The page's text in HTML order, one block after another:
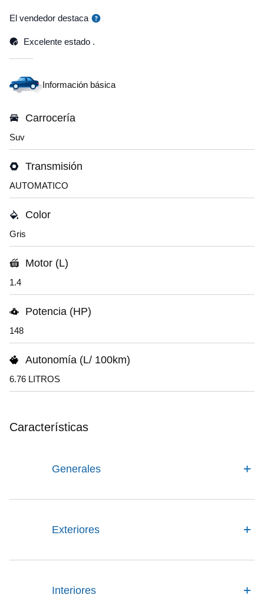
El vendedor destaca
Excelente estado .
Información básica
Carrocería
Suv
Transmisión
AUTOMATICO
Color
Gris
Motor (L)
1.4
Potencia (HP)
148
Autonomía (L/ 100km)
6.76 LITROS
Características
Generales
Exteriores
Interiores